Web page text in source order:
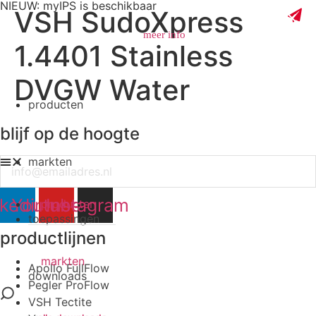
NIEUW: myIPS is beschikbaar
meer info
producten
markten
toepassingen
downloads
producten
markten
VSH SudoXpress
1.4401 Stainless
DVGW Water
blijf op de hoogte
Email
YoutubeInstagram
productlijnen
Apollo FullFlow
Pegler ProFlow
VSH Tectite